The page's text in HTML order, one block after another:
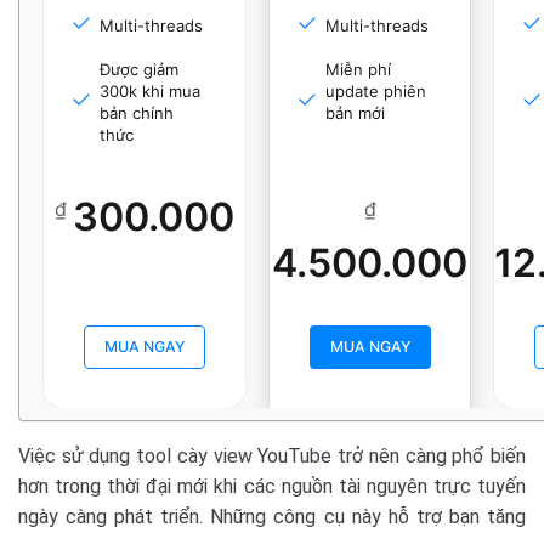
Multi-threads
Được giảm
300k khi mua
bản chính
thức
₫ 300.000
MUA NGAY
Multi-threads
Miễn phí
update phiên
bản mới
₫
4.500.000
MUA NGAY
Việc sử dụng tool cày view YouTube trở nên càng phổ biến
hơn trong thời đại mới khi các nguồn tài nguyên trực tuyến
ngày càng phát triển. Những công cụ này hỗ trợ bạn tăng